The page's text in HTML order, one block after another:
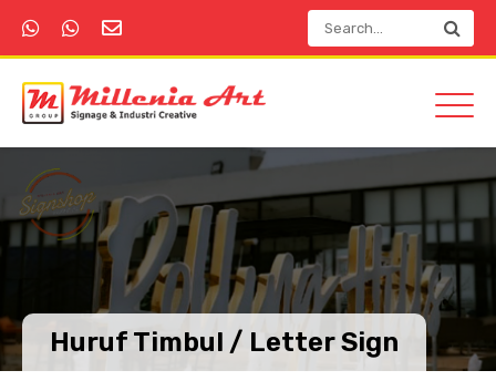
Huruf Timbul / Letter Sign